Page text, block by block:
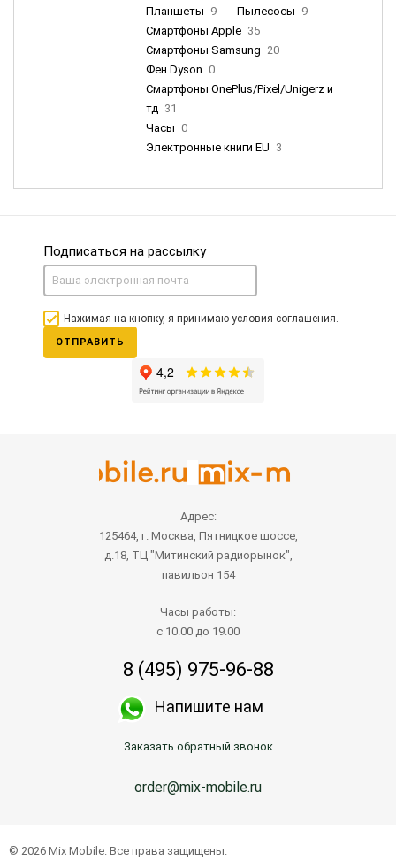
Написать продавцу
Планшеты 9 Пылесосы 9
Смартфоны Apple 35
Смартфоны Samsung 20
Фен Dyson 0
Смартфоны OnePlus/Pixel/Unigerz и
тд 31
Часы 0
Электронные книги EU 3
Подписаться на рассылку
Нажимая на кнопку, я принимаю условия соглашения.
ОТПРАВИТЬ
Адрес:
125464, г. Москва, Пятницкое шоссе,
д.18, ТЦ "Митинский радиорынок",
павильон 154
Часы работы:
с 10.00 до 19.00
8 (495) 975-96-88
Напишите нам
Заказать обратный звонок
order@mix-mobile.ru
© 2026 Mix Mobile. Все права защищены.